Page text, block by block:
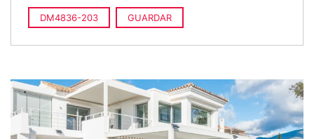
DM4836-203 GUARDAR